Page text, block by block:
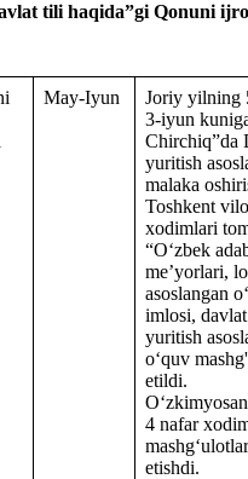
tili haqida”gi Qonuni
May-Iyun
Joriy yilning
3-iyun
Chirchiq”da
yuritish
malaka
Toshkent
xodimlari
“O‘zbek
me’yorlari,
asoslangan
imlosi,
yuritish
o‘quv
etildi.
4 nafar
etishdi.